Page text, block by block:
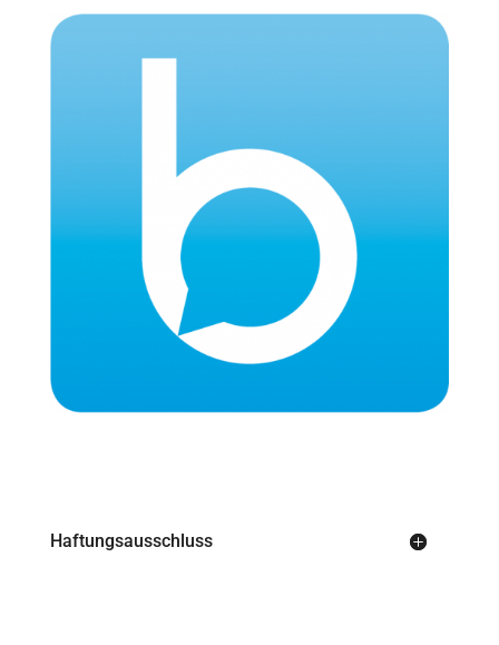
Haftungsausschluss